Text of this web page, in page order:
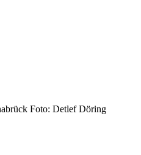
Foto: Detlef Döring